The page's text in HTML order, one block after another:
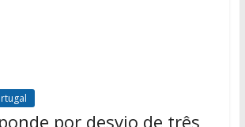
por desvio de três